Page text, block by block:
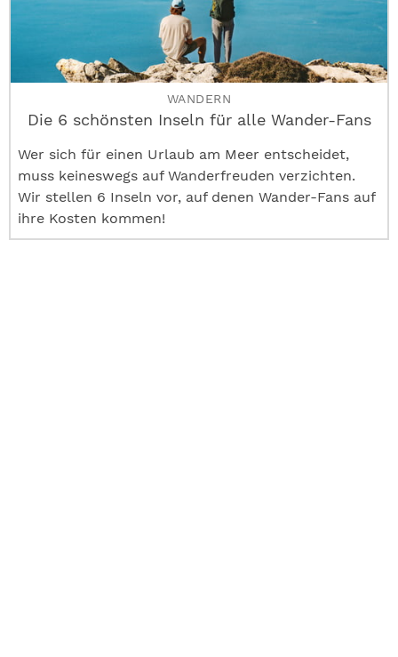
WANDERN
Die 6 schönsten Inseln für alle Wander-Fans
Wer sich für einen Urlaub am Meer entscheidet,
muss keineswegs auf Wanderfreuden verzichten.
Wir stellen 6 Inseln vor, auf denen Wander-Fans auf
ihre Kosten kommen!